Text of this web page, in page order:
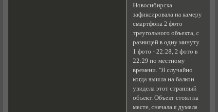
Новосибирска
зафиксировала на камеру
смартфона 2 фото
треугольного объекта, с
разницей в одну минуту.
1 фото - 22:28, 2 фото в
22:29 по местному
времени. "Я случайно
когда вышла на балкон
увидела этот странный
объект. Объект стоял на
месте, сначала я думала